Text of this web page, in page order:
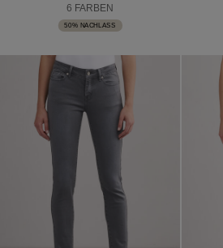
6 FARBEN
50% NACHLASS